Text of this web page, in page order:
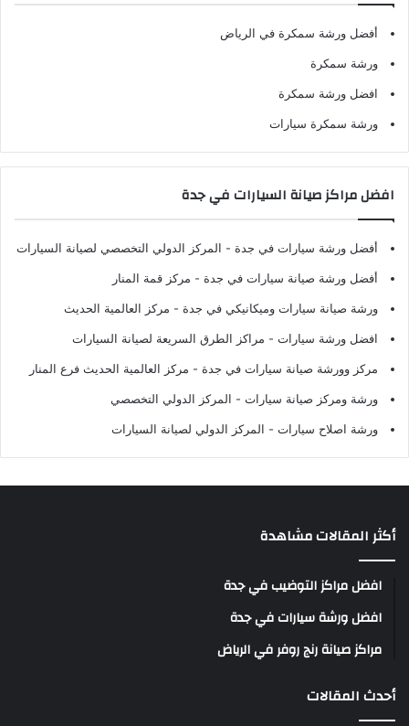
أفضل ورشة سمكرة في الرياض
ورشة سمكرة
افضل ورشة سمكرة
ورشة سمكرة سيارات
افضل مراكز صيانة السيارات في جدة
أفضل ورشة سيارات في جدة - المركز الدولي التخصصي لصيانة السيارات
أفضل ورشة صيانة سيارات في جدة - مركز قمة المنار
ورشة صيانة سيارات وميكانيكي في جدة - مركز العالمية الحديث
افضل ورشة سيارات - مراكز الطرق السريعة لصيانة السيارات
مركز وورشة صيانة سيارات في جدة - مركز العالمية الحديث فرع المنار
ورشة ومركز صيانة سيارات - المركز الدولي التخصصي
ورشة اصلاح سيارات - المركز الدولي لصيانة السيارات
أكثر المقالات مشاهدة
افضل مراكز التوضيب في جدة
افضل ورشة سيارات في جدة
مراكز صيانة رنج روفر في الرياض
أحدث المقالات